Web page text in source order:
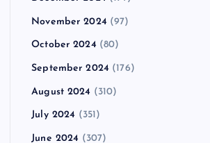
November 2024 (97)
October 2024 (80)
September 2024 (176)
August 2024 (310)
July 2024 (351)
June 2024 (307)